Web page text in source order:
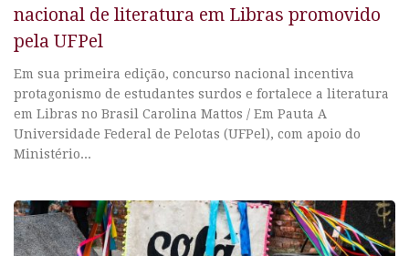
nacional de literatura em Libras promovido
pela UFPel
Em sua primeira edição, concurso nacional incentiva
protagonismo de estudantes surdos e fortalece a literatura
em Libras no Brasil Carolina Mattos / Em Pauta A
Universidade Federal de Pelotas (UFPel), com apoio do
Ministério...